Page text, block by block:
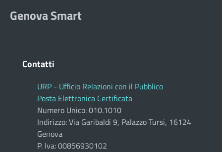
Genova Smart
Contatti
URP - Ufficio Relazioni con il Pubblico
Posta Elettronica Certificata
Numero Unico: 010.1010
Indirizzo: Via Garibaldi 9, Palazzo Tursi, 16124
Genova
P. Iva: 00856930102